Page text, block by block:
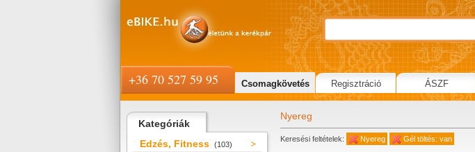
Kategóriák
Edzés, Fitness (103)
Nyereg
Keresési feltételek: Nyereg Gél töltés: van
+36 70 527 59 95 Csomagkövetés Regisztráció ÁSZF